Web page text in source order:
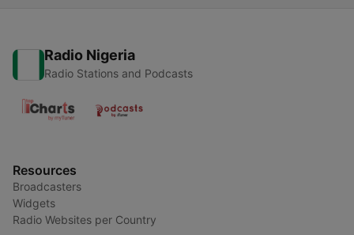
Radio Nigeria
Radio Stations and Podcasts
Resources
Broadcasters
Widgets
Radio Websites per Country